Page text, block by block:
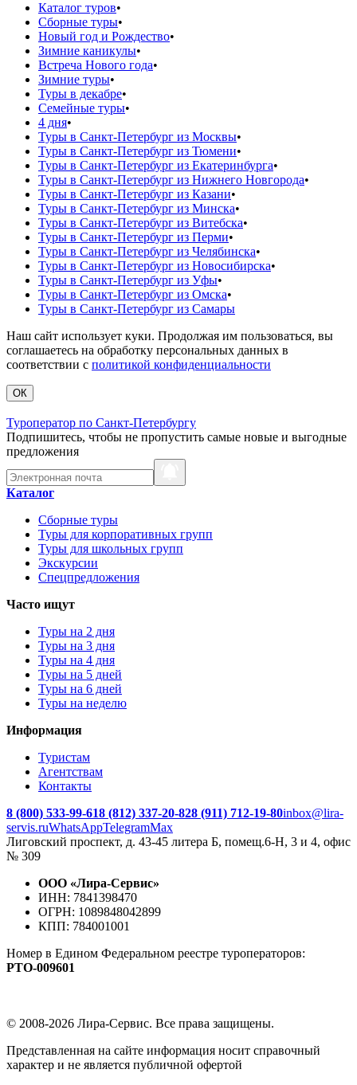
Каталог туров•
Сборные туры•
Новый год и Рождество•
Зимние каникулы•
Встреча Нового года•
Зимние туры•
Туры в декабре•
Семейные туры•
4 дня•
Туры в Санкт-Петербург из Москвы•
Туры в Санкт-Петербург из Тюмени•
Туры в Санкт-Петербург из Екатеринбурга•
Туры в Санкт-Петербург из Нижнего Новгорода•
Туры в Санкт-Петербург из Казани•
Туры в Санкт-Петербург из Минска•
Туры в Санкт-Петербург из Витебска•
Туры в Санкт-Петербург из Перми•
Туры в Санкт-Петербург из Челябинска•
Туры в Санкт-Петербург из Новосибирска•
Туры в Санкт-Петербург из Уфы•
Туры в Санкт-Петербург из Омска•
Туры в Санкт-Петербург из Самары
Наш сайт использует куки. Продолжая им пользоваться, вы
соглашаетесь на обработку персональных данных в
соответствии с политикой конфиденциальности
ОК
Туроператор по Санкт-Петербургу
Подпишитесь, чтобы не пропустить самые новые и выгодные
предложения
Каталог
Сборные туры
Туры для корпоративных групп
Туры для школьных групп
Экскурсии
Спецпредложения
Часто ищут
Туры на 2 дня
Туры на 3 дня
Туры на 4 дня
Туры на 5 дней
Туры на 6 дней
Туры на неделю
Информация
Туристам
Агентствам
Контакты
8 (800) 533-99-618 (812) 337-20-828 (911) 712-19-80inbox@lira-
servis.ruWhatsAppTelegramMax
Лиговский проспект, д. 43-45 литера Б, помещ.6-Н, 3 и 4, офис
№ 309
ООО «Лира-Сервис»
ИНН: 7841398470
ОГРН: 1089848042899
КПП: 784001001
Номер в Едином Федеральном реестре туроператоров:
РTO‑009601
© 2008-2026 Лира-Сервис. Все права защищены.
Представленная на сайте информация носит справочный
характер и не является публичной офертой